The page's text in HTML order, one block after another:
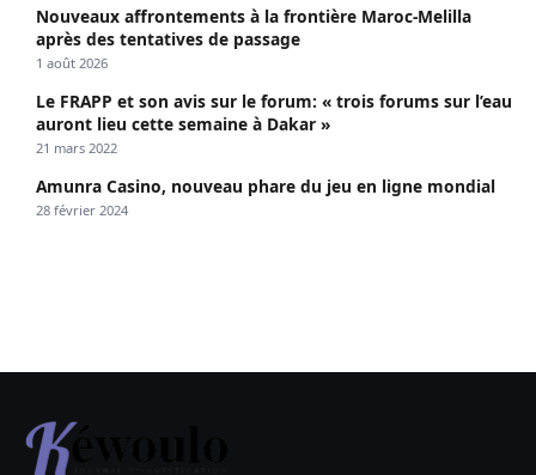
Nouveaux affrontements à la frontière Maroc-Melilla
après des tentatives de passage
1 août 2026
Le FRAPP et son avis sur le forum: « trois forums sur l’eau
auront lieu cette semaine à Dakar »
21 mars 2022
Amunra Casino, nouveau phare du jeu en ligne mondial
28 février 2024